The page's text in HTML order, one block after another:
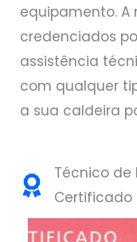
equipamento. A
credenciados
assistência
com qualquer
a sua caldeira
Técnico de
Certificado